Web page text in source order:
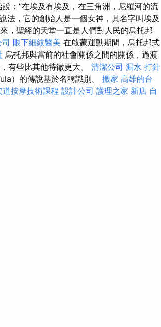
：“在埃及有埃及，在三角洲，尼羅河的流
法，它的創始人是一個女神，其名字叫埃及
，聖經的天堂一直是人們對人民的烏托邦
眼下細紋醫美 在啟蒙運動期間，烏托邦式
烏托邦與當前的社會關係之間的關係，過渡
有些比其他特徵更大。 清潔公司 漏水 打針
）的傳說基於名稱識別。 搬家 高雄的台
道按摩技術課程 設計公司 護理之家 新店 自